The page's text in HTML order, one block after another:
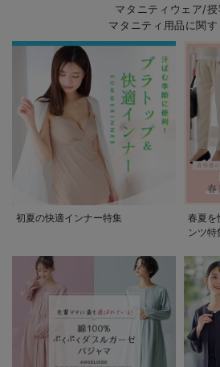
マタニティウェア/
マタニティ用品に関す
初夏の快適インナー特集
春夏を
ンツ特